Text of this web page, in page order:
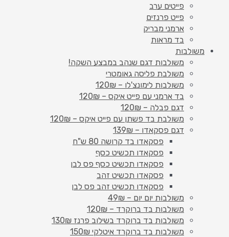
פייטים ערב
פייט פרנזים
ארמני מבריק
בד מראות
משולבות
משולבות דגם שנהב במבצע השקה!
משולבת פליסה גאומטרי
משולבות לימונצ'לו – 120₪
בד ארמני עם פייט איקס – 120₪
דגם פבלה – 120₪
משולבת בד פשתן עם פייט איקס – 120₪
דגם פסקאדו – 139₪
פסקאדו בד קרושה 80 ש"ח
פסקאדו תכשיט כסף
פסקאדו תכשיט כסף פס לבן
פסקאדו תכשיט זהב
פסקאדו תכשיט זהב פס לבן
משולבות יום יום – 49₪
משולבות בד ברוקרד – 120₪
משולבות בד ברוקרד בשילוב פרנז 130₪
משולבות בד ברוקרד איטלקי 150₪